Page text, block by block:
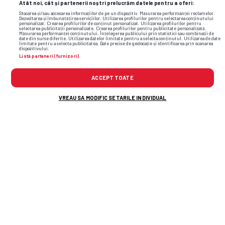
Atât noi, cât și partenerii noștri prelucrăm datele pentru a oferi:
Stocarea și/sau accesarea informațiilor de pe un dispozitiv. Măsurarea performanței reclamelor.
Dezvoltarea și îmbunătățirea serviciilor. Utilizarea profilurilor pentru selectarea conținutului
personalizat. Crearea profilurilor de conținut personalizat. Utilizarea profilurilor pentru
selectarea publicității personalizate. Crearea profilurilor pentru publicitate personalizată.
Măsurarea performanței conținutului. Înțelegerea publicului prin statistici sau combinații de
date din surse diferite. Utilizarea datelor limitate pentru a selecta conținutul. Utilizarea de date
limitate pentru a selecta publicitatea. Date precise de geolocație și identificarea prin scanarea
dispozitivului.
Listă parteneri (furnizori)
ACCEPT TOATE
VREAU SA MODIFIC SETARILE INDIVIDUAL